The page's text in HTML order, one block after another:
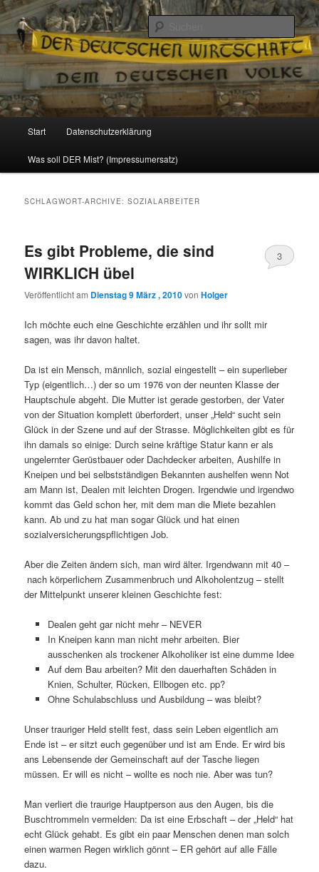
Reizzentrum
Politik, Wirtschaft, Soziales und Gesellschaft
Zum
Inhalt
Zum
sekundären
Start Datenschutzerklärung
Was soll DER Mist? (Impressumersatz)
SCHLAGWORT-ARCHIVE:SOZIALARBEITER
Es gibt Probleme, die sind
WIRKLICH übel
Veröffentlicht am Dienstag 9 März , 2010vonHolger
3
Ich möchte euch eine Geschichte erzählen und ihr sollt mir
sagen, was ihr davon haltet.
Da ist ein Mensch, männlich, sozial eingestellt – ein superlieber
Typ (eigentlich…) der so um 1976 von der neunten Klasse der
Hauptschule abgeht. Die Mutter ist gerade gestorben, der Vater
von der Situation komplett überfordert, unser „Held“ sucht sein
Glück in der Szene und auf der Strasse. Möglichkeiten gibt es für
ihn damals so einige: Durch seine kräftige Statur kann er als
ungelernter Gerüstbauer oder Dachdecker arbeiten, Aushilfe in
Kneipen und bei selbstständigen Bekannten aushelfen wenn Not
am Mann ist, Dealen mit leichten Drogen. Irgendwie und irgendwo
kommt das Geld schon her, mit dem man die Miete bezahlen
kann. Ab und zu hat man sogar Glück und hat einen
sozialversicherungspflichtigen Job.
Aber die Zeiten ändern sich, man wird älter. Irgendwann mit 40 –
nach körperlichem Zusammenbruch und Alkoholentzug – stellt
der Mittelpunkt unserer kleinen Geschichte fest:
Dealen geht gar nicht mehr – NEVER
In Kneipen kann man nicht mehr arbeiten. Bier
ausschenken als trockener Alkoholiker ist eine dumme Idee
Auf dem Bau arbeiten? Mit den dauerhaften Schäden in
Knien, Schulter, Rücken, Ellbogen etc. pp?
Ohne Schulabschluss und Ausbildung – was bleibt?
Unser trauriger Held stellt fest, dass sein Leben eigentlich am
Ende ist – er sitzt euch gegenüber und ist am Ende. Er wird bis
ans Lebensende der Gemeinschaft auf der Tasche liegen
müssen. Er will es nicht – wollte es noch nie. Aber was tun?
Man verliert die traurige Hauptperson aus den Augen, bis die
Buschtrommeln vermelden: Da ist eine Erbschaft – der „Held“ hat
echt Glück gehabt. Es gibt ein paar Menschen denen man solch
einen warmen Regen wirklich gönnt – ER gehört auf alle Fälle
dazu.